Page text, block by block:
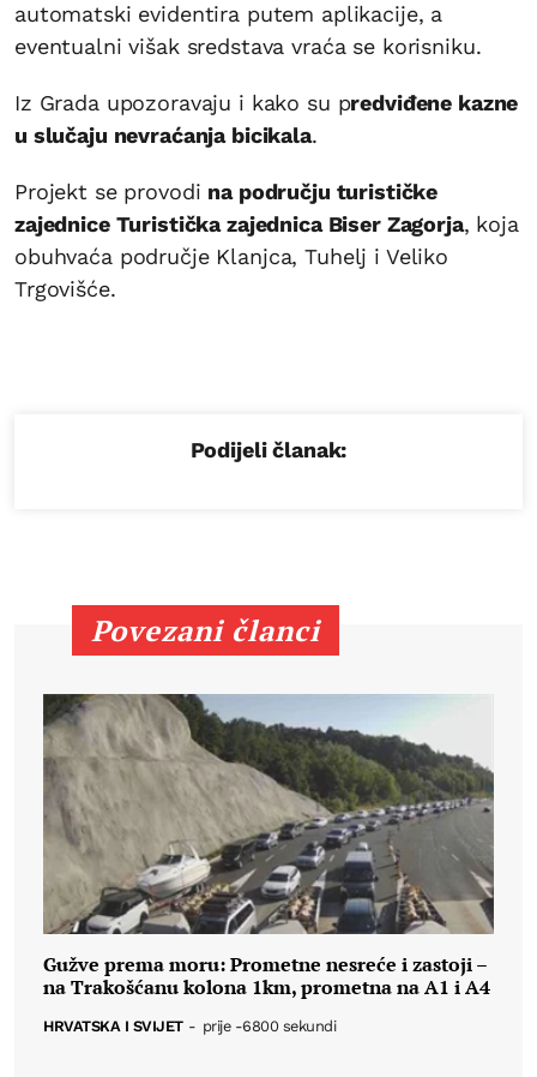
automatski evidentira putem aplikacije, a
eventualni višak sredstava vraća se korisniku.
Iz Grada upozoravaju i kako su predviđene kazne
u slučaju nevraćanja bicikala.
Projekt se provodi na području turističke
zajednice Turistička zajednica Biser Zagorja, koja
obuhvaća područje Klanjca, Tuhelj i Veliko
Trgovišće.
Podijeli članak:
Povezani članci
Gužve prema moru: Prometne nesreće i zastoji –
na Trakošćanu kolona 1km, prometna na A1 i A4
HRVATSKA I SVIJET - prije -6800 sekundi